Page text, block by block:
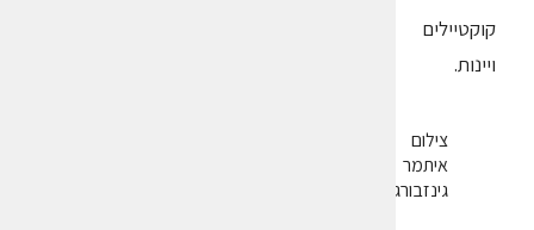
קוקטיילים
ויינות.
צילום
איתמר
גינזבורג